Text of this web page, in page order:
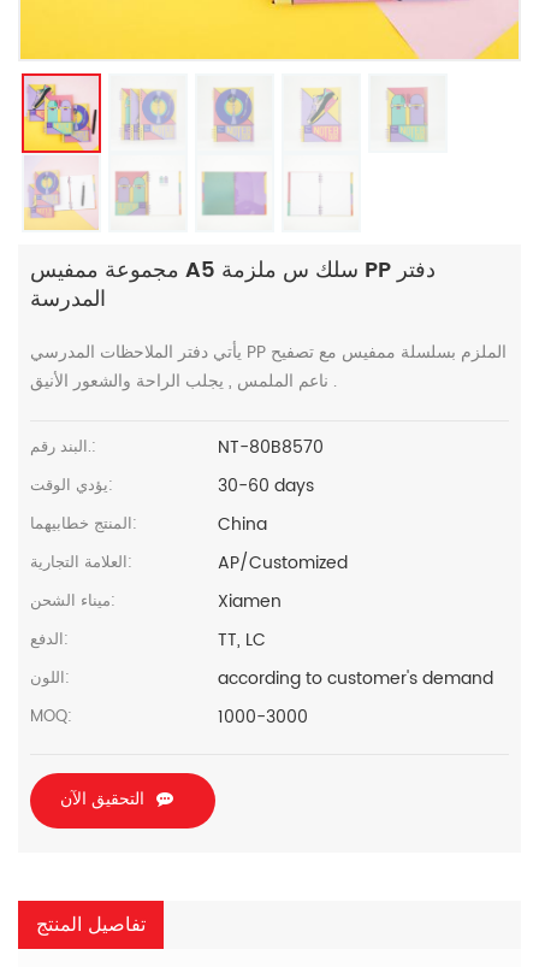
مجموعة ممفيس A5 سلك س ملزمة PP دفتر
المدرسة
يأتي دفتر الملاحظات المدرسي PP الملزم بسلسلة ممفيس مع تصفيح
ناعم الملمس , يجلب الراحة والشعور الأنيق .
البند رقم.: NT-80B8570
يؤدي الوقت: 30-60 days
المنتج خطابيهما: China
العلامة التجارية: AP/Customized
ميناء الشحن: Xiamen
الدفع: TT, LC
اللون: according to customer's demand
MOQ: 1000-3000
التحقيق الآن
تفاصيل المنتج